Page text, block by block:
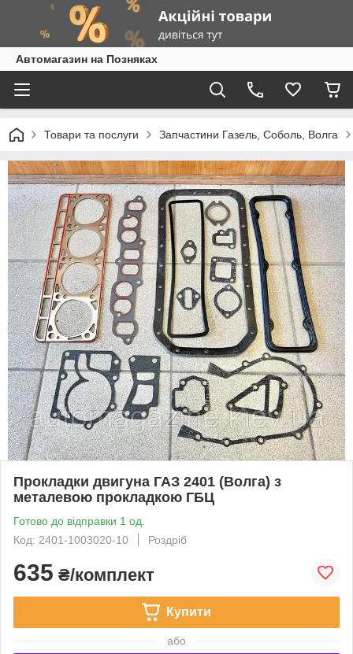
Автомагазин на Позняках
Товари та послуги Запчастини Газель, Соболь, Волга
Прокладки двигуна ГАЗ 2401 (Волга) з
металевою прокладкою ГБЦ
Готово до відправки 1 од.
Код: 2401-1003020-10
Роздріб
635 ₴/комплект
Купити
або